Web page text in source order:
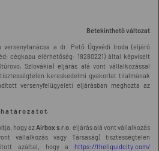
Betekinthető változat
versenytanácsa a dr. Pető Ügyvédi Iroda (eljáró
cégkapu elérhetőség: 18280221) által képviselt
Szlovákia) eljárás alá vont vállalkozással
kereskedelmi gyakorlat tilalmának
versenyfelügyeleti eljárásban meghozta az
h a t á r o z a t o t.
hogy azAirbox s.r.o. eljárás alá vont vállalkozás
vállalkozás vagy Társaság) tisztességtelen
azáltal, hogy a https://theliquidcity.com/